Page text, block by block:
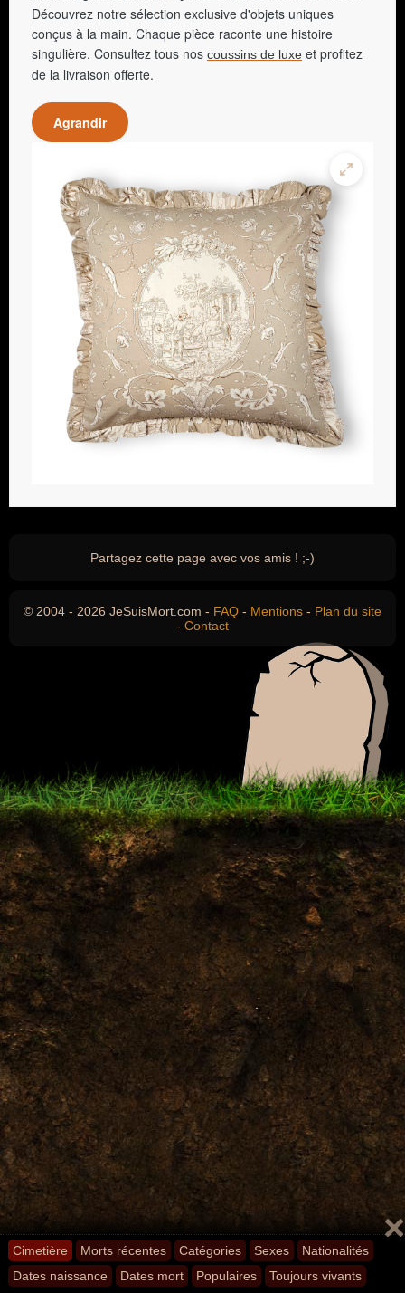
Cimetière Morts récentes Catégories Sexes
Nationalités
Dates naissance
Dates mort Populaires Toujours vivants
Découvrez notre sélection exclusive d'objets uniques
conçus à la main. Chaque pièce raconte une histoire
singulière. Consultez tous nos coussins de luxe et profitez
de la livraison offerte.
Agrandir
Partagez cette page avec vos amis ! ;-)
© 2004 - 2026 JeSuisMort.com - FAQ - Mentions - Plan du site
- Contact